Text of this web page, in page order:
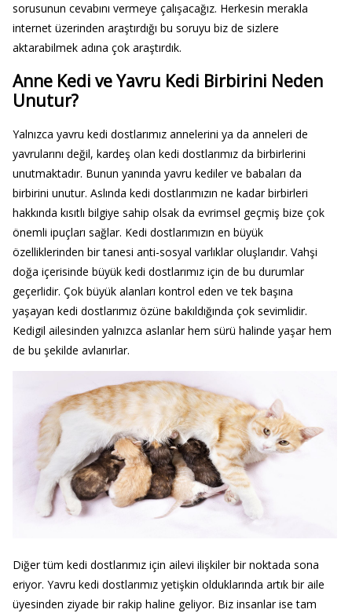
sorusunun cevabını vermeye çalışacağız. Herkesin merakla
internet üzerinden araştırdığı bu soruyu biz de sizlere
aktarabilmek adına çok araştırdık.
Anne Kedi ve Yavru Kedi Birbirini Neden
Unutur?
Yalnızca yavru kedi dostlarımız annelerini ya da anneleri de
yavrularını değil, kardeş olan kedi dostlarımız da birbirlerini
unutmaktadır. Bunun yanında yavru kediler ve babaları da
birbirini unutur. Aslında kedi dostlarımızın ne kadar birbirleri
hakkında kısıtlı bilgiye sahip olsak da evrimsel geçmiş bize çok
önemli ipuçları sağlar. Kedi dostlarımızın en büyük
özelliklerinden bir tanesi anti-sosyal varlıklar oluşlarıdır. Vahşi
doğa içerisinde büyük kedi dostlarımız için de bu durumlar
geçerlidir. Çok büyük alanları kontrol eden ve tek başına
yaşayan kedi dostlarımız özüne bakıldığında çok sevimlidir.
Kedigil ailesinden yalnızca aslanlar hem sürü halinde yaşar hem
de bu şekilde avlanırlar.
Diğer tüm kedi dostlarımız için ailevi ilişkiler bir noktada sona
eriyor. Yavru kedi dostlarımız yetişkin olduklarında artık bir aile
üyesinden ziyade bir rakip haline geliyor. Biz insanlar ise tam